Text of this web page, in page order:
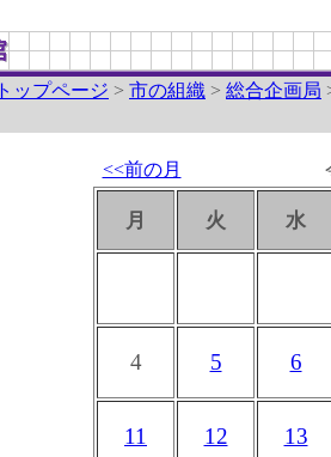
トップページ > 市の組織 > 総合企画局
<<前の月
月 火 水
4 5 6
11 12 13